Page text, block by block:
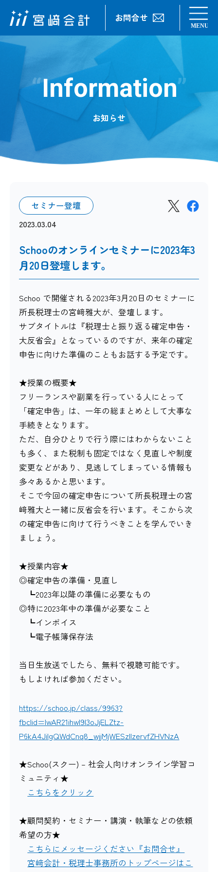
お問合せ
Information
お知らせ
2023.03.04
セミナー登壇
Schooのオンラインセミナーに2023年3
月20日登壇します。
Schoo で開催される2023年3月20日のセミナーに
所長税理士の宮﨑雅大が、登壇します。
サブタイトルは『税理士と振り返る確定申告・
大反省会』となっているのですが、来年の確定
申告に向けた準備のこともお話する予定です。
★授業の概要★
フリーランスや副業を行っている人にとって
「確定申告」は、一年の総まとめとして大事な
手続きとなります。
ただ、自分ひとりで行う際にはわからないこと
も多く、また税制も固定ではなく見直しや制度
変更などがあり、見逃してしまっている情報も
多々あるかと思います。
そこで今回の確定申告について所長税理士の宮
﨑雅大と一緒に反省会を行います。そこから次
の確定申告に向けて行うべきことを学んでいき
ましょう。
★授業内容★
◎確定申告の準備・見直し
┗2023年以降の準備に必要なもの
◎特に2023年中の準備が必要なこと
┗インボイス
┗電子帳簿保存法
当日生放送でしたら、無料で視聴可能です。
もしよければ参加ください。
https://schoo.jp/class/9963?
fbclid=IwAR21ihwI9I3oJjELZtz-
P6kA4JilgQWdCnq8_wjjMjWESzllzervfZHVNzA
★Schoo(スクー) – 社会人向けオンライン学習コ
ミュニティ★
こちらをクリック
★顧問契約・セミナー・講演・執筆などの依頼
希望の方★
こちらにメッセージください『お問合せ』
宮﨑会計・税理士事務所のトップページはこ